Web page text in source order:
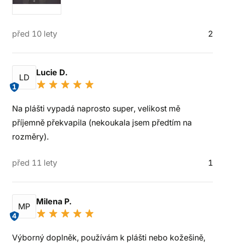
před 10 lety 2
LD
1
Lucie D.
Na plášti vypadá naprosto super, velikost mě
příjemně překvapila (nekoukala jsem předtím na
rozměry).
před 11 lety 1
MP
4
Milena P.
Výborný doplněk, používám k plášti nebo kožešině,